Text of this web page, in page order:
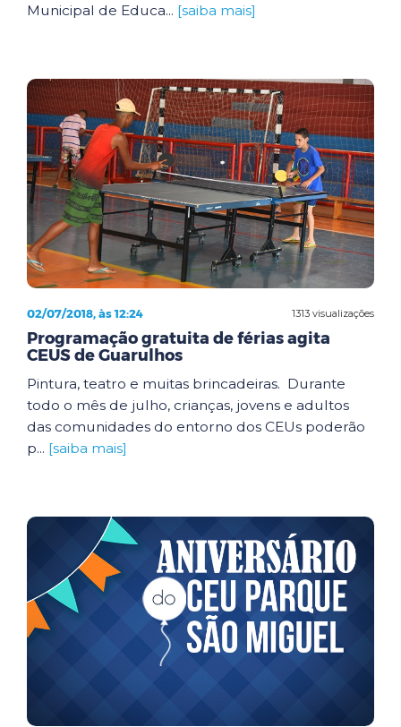
Municipal de Educa... [saiba mais]
1313 visualizações
02/07/2018, às 12:24
Programação gratuita de férias agita
CEUS de Guarulhos
Pintura, teatro e muitas brincadeiras. Durante
todo o mês de julho, crianças, jovens e adultos
das comunidades do entorno dos CEUs poderão
p... [saiba mais]